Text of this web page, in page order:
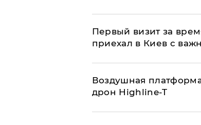
Первый визит за
приехал в Киев с
Воздушная
дрон Highline-T